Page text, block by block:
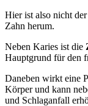
Hier ist also nicht
Zahn herum.
Neben Karies ist die
Hauptgrund für den
Daneben wirkt eine
Körper und kann
und Schlaganfall